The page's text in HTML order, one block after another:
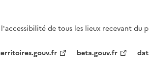
de tous les lieux recevant
beta.gouv.fr